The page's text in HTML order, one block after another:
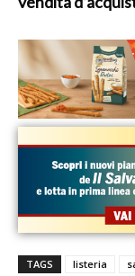
TAGS listeria